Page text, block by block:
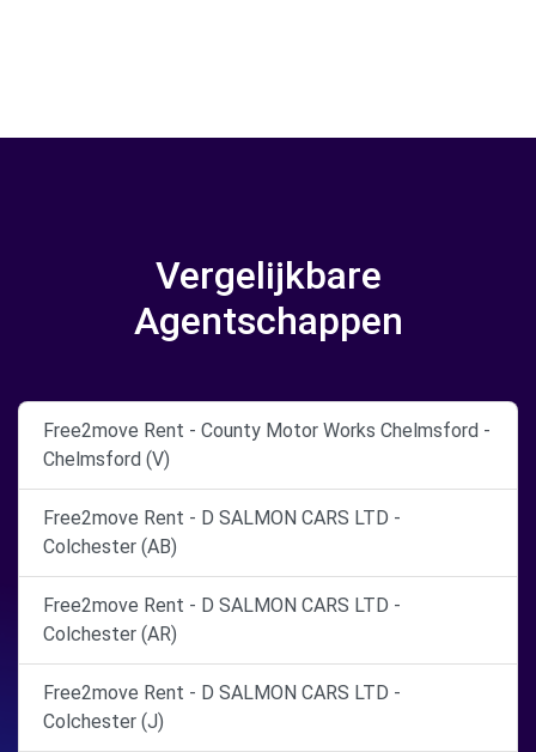
Vergelijkbare
Agentschappen
Free2move Rent - County Motor Works Chelmsford -
Chelmsford (V)
Free2move Rent - D SALMON CARS LTD -
Colchester (AB)
Free2move Rent - D SALMON CARS LTD -
Colchester (AR)
Free2move Rent - D SALMON CARS LTD -
Colchester (J)